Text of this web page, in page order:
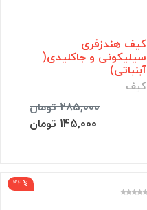
کیف هندزفری
سیلیکونی و جاکلیدی(
آبنباتی)
کیف
285,000 تومان
145,000 تومان
42%